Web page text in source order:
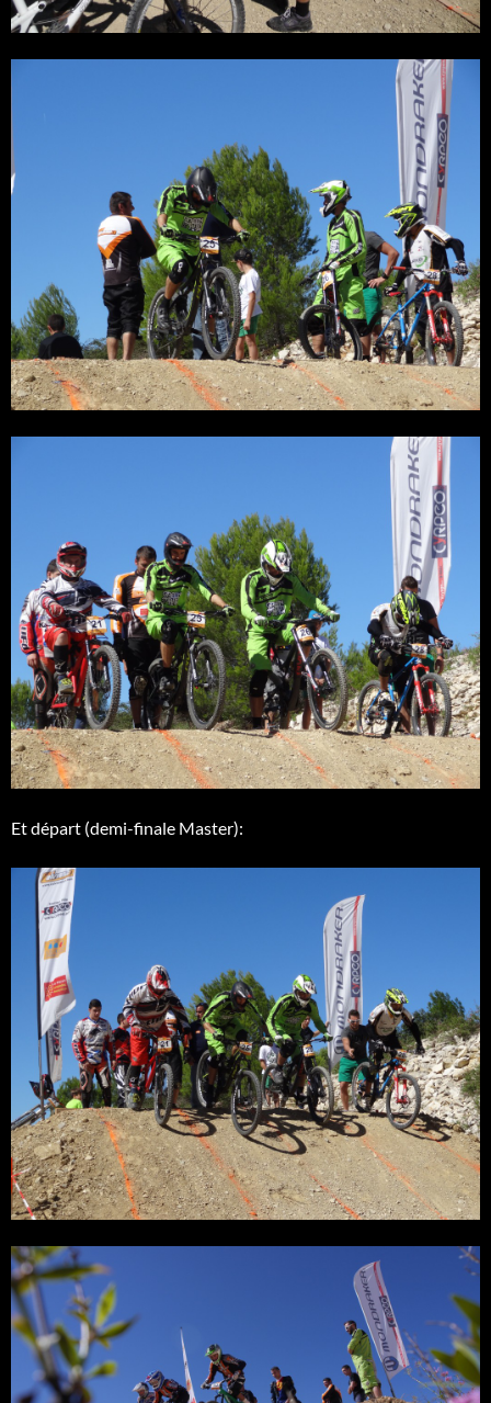
Et départ (demi-finale Master):